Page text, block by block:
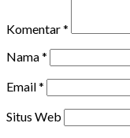
Komentar*
Nama*
Email*
Situs Web